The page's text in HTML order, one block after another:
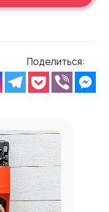
Поделиться: